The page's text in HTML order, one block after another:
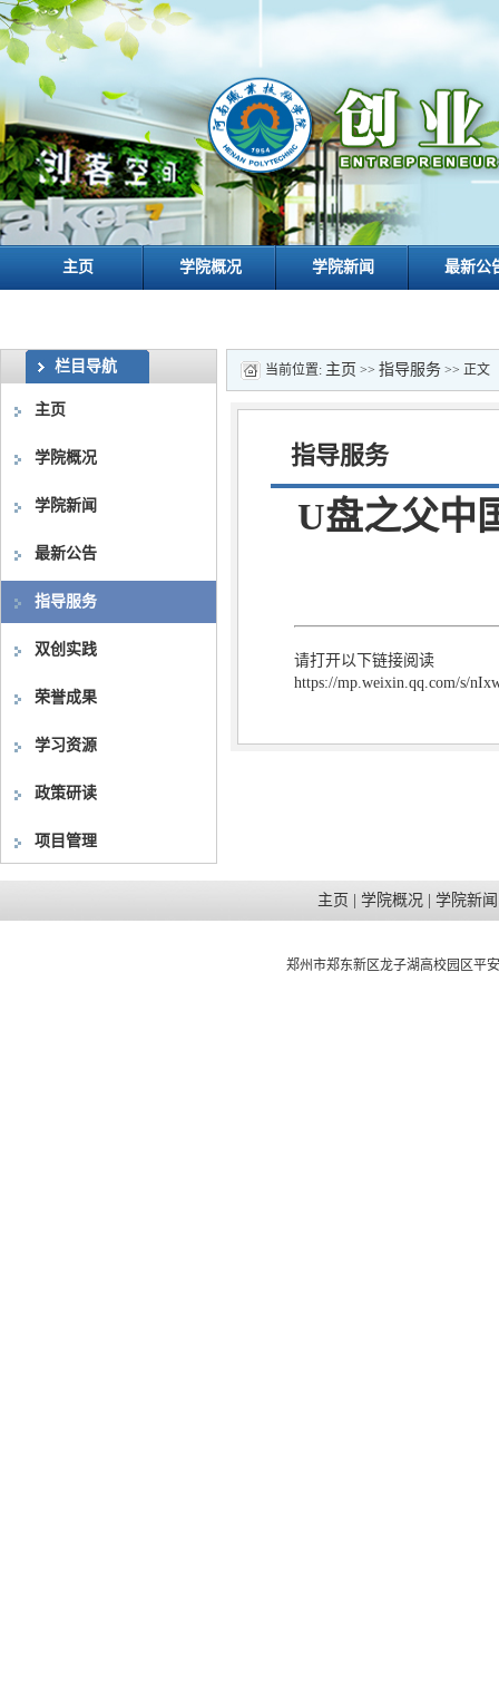
主页 学院概况 学院新闻 最新公
栏目导航
主页
学院概况
学院新闻
最新公告
指导服务
双创实践
荣誉成果
学习资源
政策研读
项目管理
当前位置: 主页 >> 指导服务 >> 正文
指导服务
U盘之父中
请打开以下链接阅读
https://mp.weixin.qq.com/s/
主页 学院概况| 学院新闻
郑州市郑东新区龙子湖高校园区平